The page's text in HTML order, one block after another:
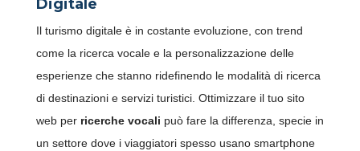
Digitale
Il turismo digitale è in costante evoluzione, con trend
come la ricerca vocale e la personalizzazione delle
esperienze che stanno ridefinendo le modalità di ricerca
di destinazioni e servizi turistici. Ottimizzare il tuo sito
web per ricerche vocali può fare la differenza, specie in
un settore dove i viaggiatori spesso usano smartphone